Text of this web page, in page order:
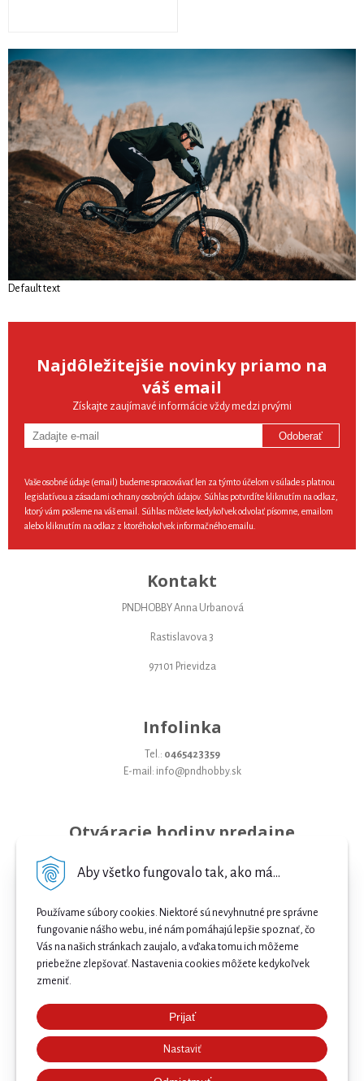
Aby všetko fungovalo tak, ako má...
Používame súbory cookies. Niektoré sú nevyhnutné pre správne
fungovanie nášho webu, iné nám pomáhajú lepšie spoznať, čo
Vás na našich stránkach zaujalo, a vďaka tomu ich môžeme
priebežne zlepšovať. Nastavenia cookies môžete kedykoľvek
zmeniť.
Prijať
Nastaviť
Default text
Najdôležitejšie novinky priamo na
váš email
Získajte zaujímavé informácie vždy medzi prvými
Odoberať
Vaše osobné údaje (email) budeme spracovávať len za týmto účelom v súlade s platnou
legislatívou a zásadami ochrany osobných údajov. Súhlas potvrdíte kliknutím na odkaz,
ktorý vám pošleme na váš email. Súhlas môžete kedykoľvek odvolať písomne, emailom
alebo kliknutím na odkaz z ktoréhokoľvek informačného emailu.
Kontakt
PNDHOBBY Anna Urbanová
Rastislavova 3
97101 Prievidza
Infolinka
Tel.: 0465423359
E-mail: info@pndhobby.sk
Otváracie hodiny predajne
Streda 09-17
Štvrtok 09-17
Sobota 09-12
Nedeľa Zatvorené
Najnižšia cena .
Našli ste nižšiu cenu e-biku? Prekonáme ju! 🔥 Pošlite
nám ponuku a získajte ešte lepšiu cenu. 🚴⚡